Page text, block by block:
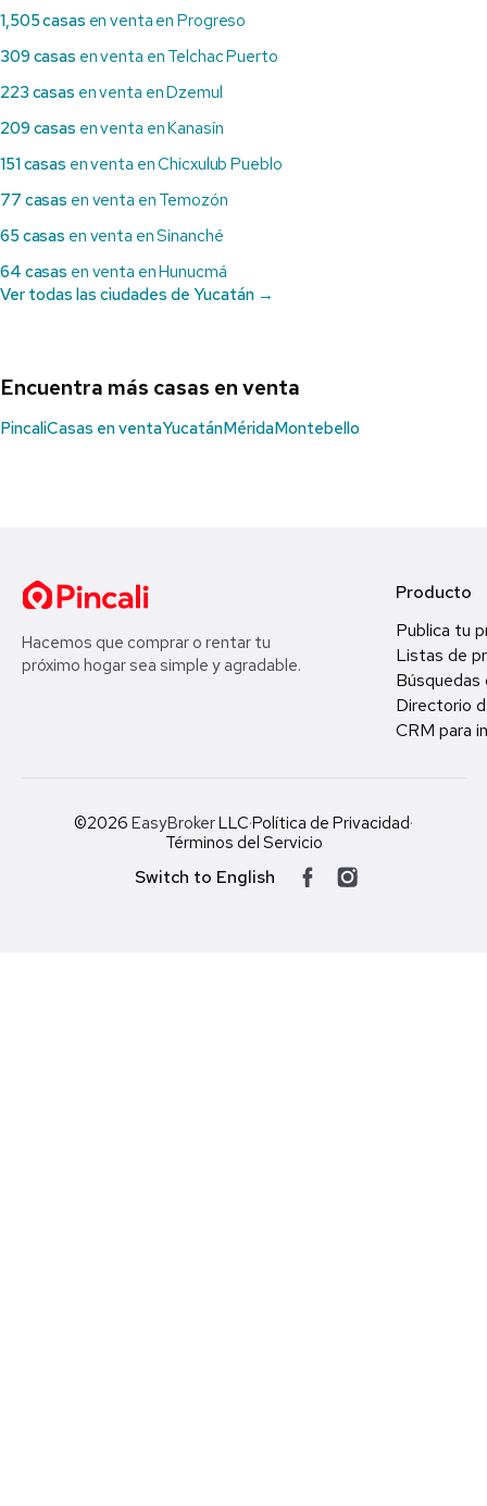
1,505 casas en venta en Progreso
309 casas en venta en Telchac Puerto
223 casas en venta en Dzemul
209 casas en venta en Kanasín
151 casas en venta en Chicxulub Pueblo
77 casas en venta en Temozón
65 casas en venta en Sinanché
64 casas en venta en Hunucmá
Ver todas las ciudades de Yucatán →
Encuentra más casas en venta
PincaliCasas en ventaYucatánMéridaMontebello
Hacemos que comprar o rentar tu
próximo hogar sea simple y agradable.
Producto
Publica tu
Listas de
Búsquedas
Directorio
CRM para
©2026 EasyBrokerLLC·Política de Privacidad·
Términos del Servicio
Switch to English